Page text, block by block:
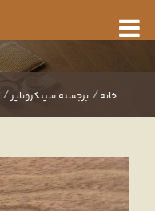
خانه برجسته سینکرونایز